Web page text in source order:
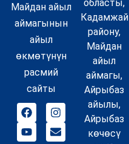
Майдан айыл
аймагынын
айыл
өкмөтүнүн
расмий
сайты
областы,
Кадамжай
району,
Майдан
айыл
аймагы,
Айрыбаз
айылы,
Айрыбаз
көчөсү